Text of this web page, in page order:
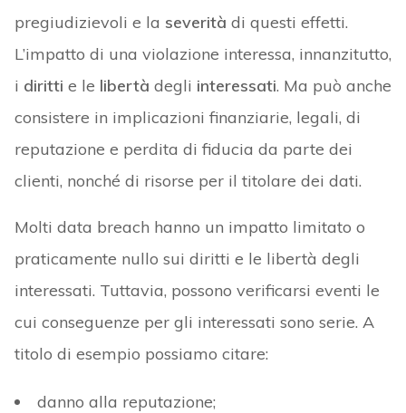
pregiudizievoli e la severità di questi effetti.
L’impatto di una violazione interessa, innanzitutto,
i diritti e le libertà degli interessati. Ma può anche
consistere in implicazioni finanziarie, legali, di
reputazione e perdita di fiducia da parte dei
clienti, nonché di risorse per il titolare dei dati.
Molti data breach hanno un impatto limitato o
praticamente nullo sui diritti e le libertà degli
interessati. Tuttavia, possono verificarsi eventi le
cui conseguenze per gli interessati sono serie. A
titolo di esempio possiamo citare:
danno alla reputazione;